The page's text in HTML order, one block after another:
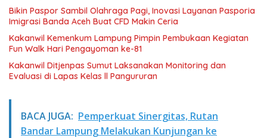
Bikin Paspor Sambil Olahraga Pagi, Inovasi Layanan Pasporia
Imigrasi Banda Aceh Buat CFD Makin Ceria
Kakanwil Kemenkum Lampung Pimpin Pembukaan Kegiatan
Fun Walk Hari Pengayoman ke-81
Kakanwil Ditjenpas Sumut Laksanakan Monitoring dan
Evaluasi di Lapas Kelas ll Pangururan
BACA JUGA: Pemperkuat Sinergitas, Rutan
Bandar Lampung Melakukan Kunjungan ke